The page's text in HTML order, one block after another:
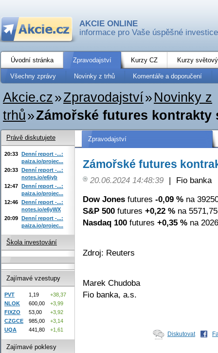
AKCIE ONLINE
informace pro Vaše úspěšné investice
Úvodní stránka Zpravodajství Kurzy CZ Kurzy
Všechny zprávy Novinky z trhů Komentáře a doporučení
Akcie.cz»Zpravodajství» Novinky z
trhů»Zámořské futures
Zpravodajství
Zámořské futures
20.06.2024 14:48:39 |
Fio banka
Dow Jones futures -0,09 % na
S&P 500 futures +0,22 % na
Nasdaq 100 futures +0,35 % na
Zdroj: Reuters
Marek Chudoba
Fio banka, a.s.
Diskutovat
Právě diskutujete
20:33 Denní report -...:
paiza.io/projec...
20:33 Denní report -...:
notes.io/e6iyb
12:47 Denní report -...:
paiza.io/projec...
12:46 Denní report -...:
notes.io/e6yWX
20:09 Denní report -...:
paiza.io/projec...
Škola investování
Zajímavé vzestupy
PVT 1,19
+38,37
NLOK
600,00
+3,99
FIXZO
53,00
+3,92
CZGCE
985,00
+3,14
UQA
441,80 +1,61
Zajímavé poklesy